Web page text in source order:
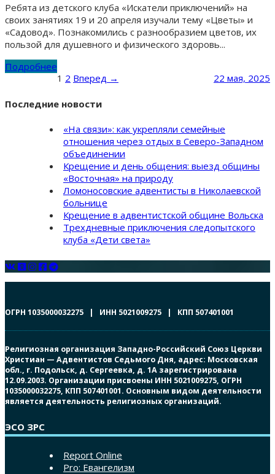
Ребята из детского клуба «Искатели приключений» на
своих занятиях 19 и 20 апреля изучали тему «Цветы» и
«Садовод». Познакомились с разнообразием цветов, их
пользой для душевного и физического здоровь...
Подробнее
22 мая, 2025
1 2 Вперед →
Последние новости
«На связи»: как укрепляли семейные
отношения через отдых в Северо-Западном
объединении
Крещение и день общения: выезд общины
«Восточная» на природу
Ломоносовские адвентисты в Николаевской
больнице
Крещение в адвентистской общине Вольска
Трехдневные приключения следопытского
клуба «Дети света»
ОГРН 1035000032275 | ИНН 5021009275 | КПП 507401001
Религиозная организация Западно-Российский Союз Церкви
Христиан — Адвентистов Седьмого Дня, адрес: Московская
обл., г. Подольск, д. Сергеевка, д. 1А зарегистрирована
12.09.2003. Организации присвоены ИНН 5021009275, ОГРН
1035000032275, КПП 507401001. Основным видом деятельности
является деятельность религиозных организаций.
ЭСО ЗРС
Report Online
Pro: Евангелизм